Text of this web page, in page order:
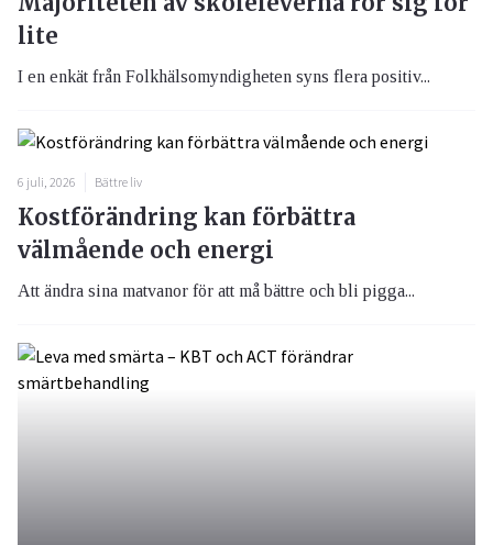
lite
I en enkät från Folkhälsomyndigheten syns flera positiv...
6 juli, 2026 Bättre liv
Kostförändring kan förbättra
välmående och energi
Att ändra sina matvanor för att må bättre och bli pigga...